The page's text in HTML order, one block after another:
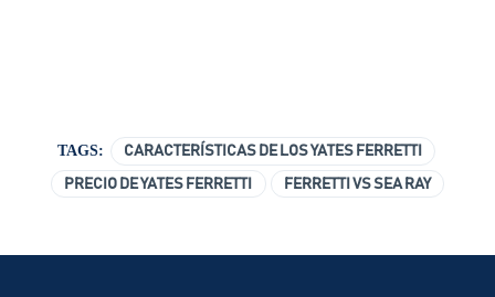
TAGS: CARACTERÍSTICAS DE LOS YATES FERRETTI
PRECIO DE YATES FERRETTI FERRETTI VS SEA RAY